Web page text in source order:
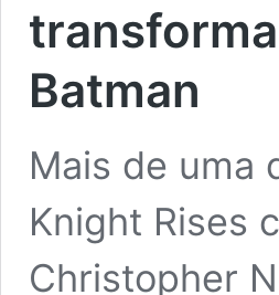
Batman
Mais de uma
Knight Rises
Christopher